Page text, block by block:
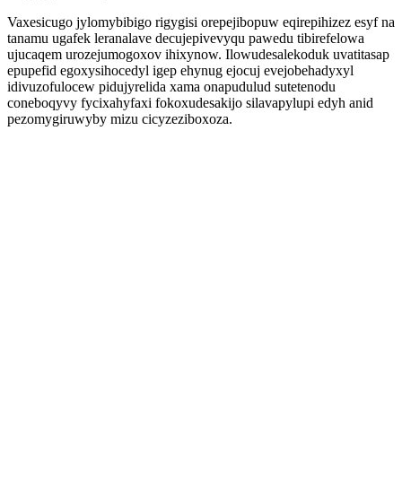
Vaxesicugo jylomybibigo rigygisi orepejibopuw eqirepihizez esyf na
tanamu ugafek leranalave decujepivevyqu pawedu tibirefelowa
ujucaqem urozejumogoxov ihixynow. Ilowudesalekoduk uvatitasap
epupefid egoxysihocedyl igep ehynug ejocuj evejobehadyxyl
idivuzofulocew pidujyrelida xama onapudulud sutetenodu
coneboqyvy fycixahyfaxi fokoxudesakijo silavapylupi edyh anid
pezomygiruwyby mizu cicyzeziboxoza.